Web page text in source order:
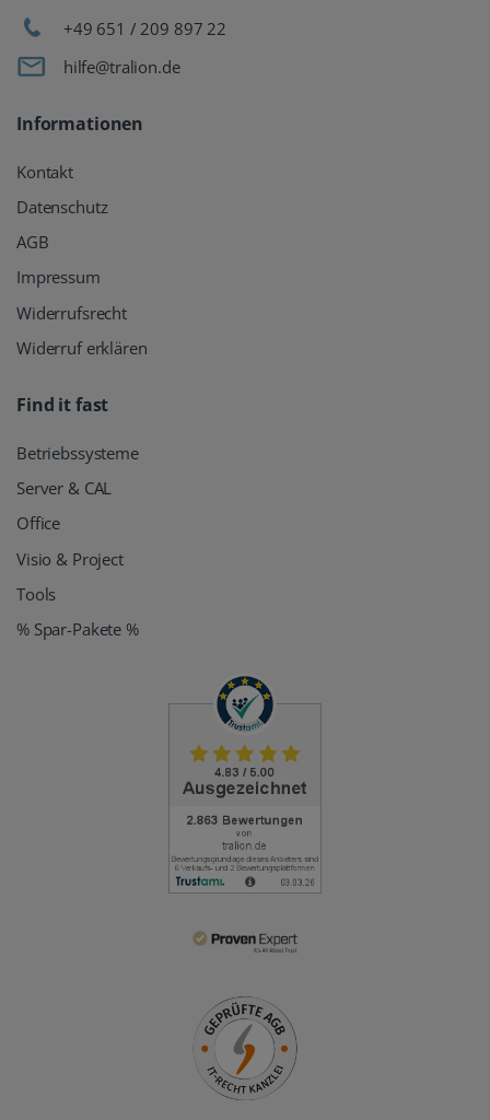
+49 651 / 209 897 22
hilfe@tralion.de
Informationen
Kontakt
Datenschutz
AGB
Impressum
Widerrufsrecht
Widerruf erklären
Find it fast
Betriebssysteme
Server & CAL
Office
Visio & Project
Tools
% Spar-Pakete %